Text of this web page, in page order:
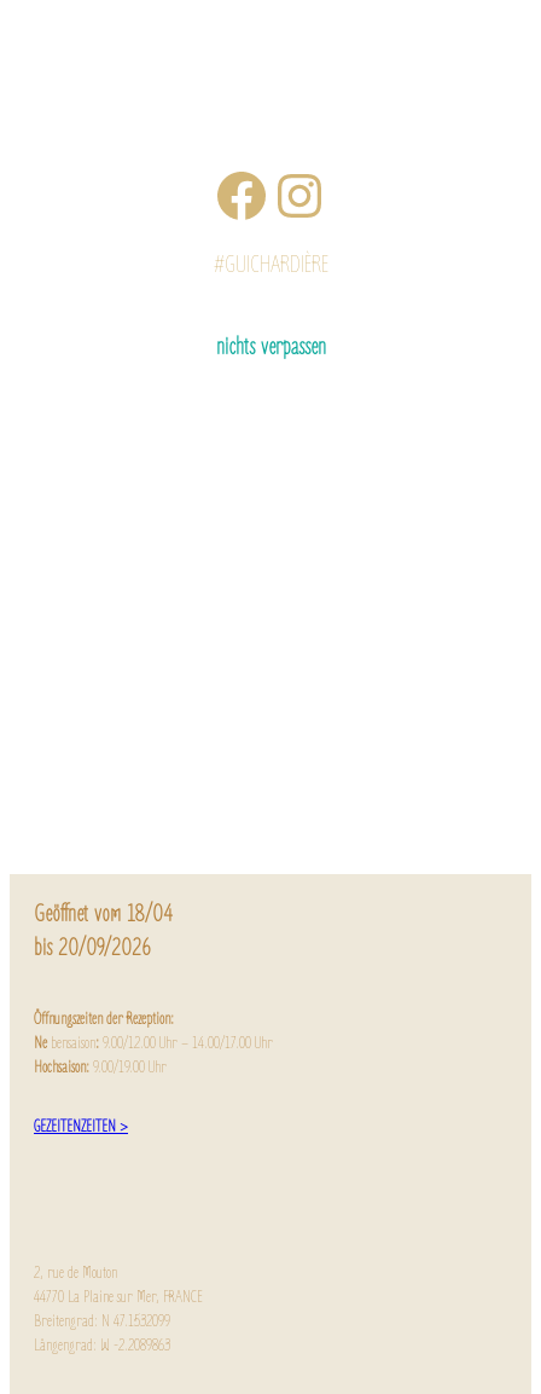
#GUICHARDIÈRE
nichts verpassen
Geöffnet vom 18/04
bis 20/09/2026
Öffnungszeiten der Rezeption:
Ne bensaison:9.00/12.00 Uhr – 14.00/17.00 Uhr
Hochsaison:9.00/19.00 Uhr
GEZEITENZEITEN >
2, rue de Mouton
44770 La Plaine sur Mer, FRANCE
Breitengrad: N 47.1532099
Längengrad: W -2.2089863